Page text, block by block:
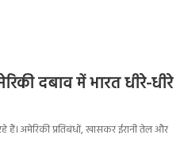
दबाव में भारत धीरे-धीरे
अमेरिकी प्रतिबंधों, खासकर ईरानी तेल और